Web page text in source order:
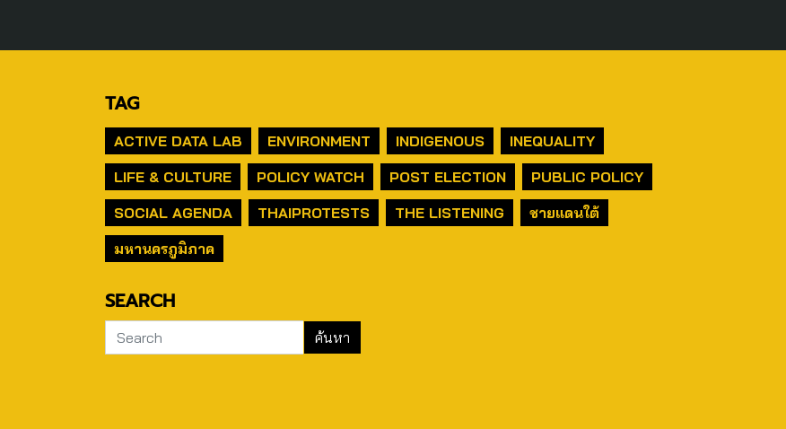
TAG
ACTIVE DATA LAB ENVIRONMENT INDIGENOUS
INEQUALITY
LIFE & CULTURE
POLICY WATCH POST ELECTION
PUBLIC POLICY
SOCIAL AGENDA
THAIPROTESTS THE LISTENING
ชายแดนใต้
มหานครภูมิภาค
SEARCH